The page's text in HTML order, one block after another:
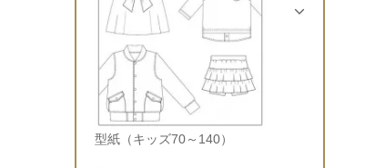
型紙（キッズ70～140）